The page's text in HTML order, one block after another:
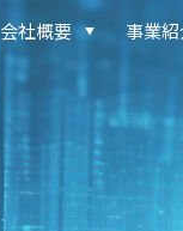
会社概要 事業